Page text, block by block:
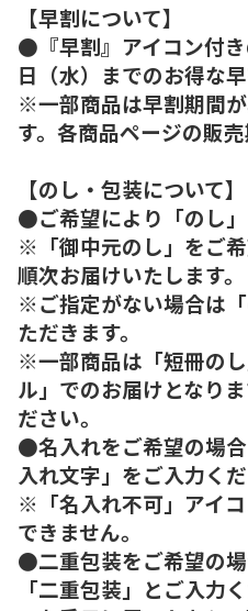
【早割について】
●『早割』アイコン付
日（水）までのお得な早
※一部商品は早割期間
す。各商品ページの販
【のし・包装について】
●ご希望により「のし」
※「御中元のし」をご
順次お届けいたします。
※ご指定がない場合は
ただきます。
※一部商品は「短冊の
ル」でのお届けとなり
ださい。
●名入れをご希望の場
入れ文字」をご入力くだ
※「名入れ不可」アイ
できません。
●二重包装をご希望の
「二重包装」とご入力く